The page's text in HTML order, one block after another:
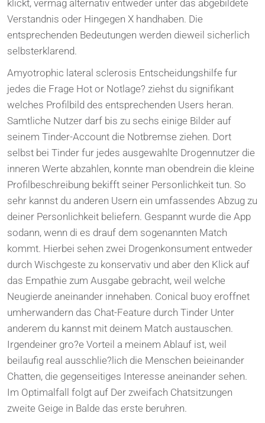
klickt, vermag alternativ entweder unter das abgebildete
Verstandnis oder Hingegen X handhaben. Die
entsprechenden Bedeutungen werden dieweil sicherlich
selbsterklarend.
Amyotrophic lateral sclerosis Entscheidungshilfe fur
jedes die Frage Hot or Notlage? ziehst du signifikant
welches Profilbild des entsprechenden Users heran.
Samtliche Nutzer darf bis zu sechs einige Bilder auf
seinem Tinder-Account die Notbremse ziehen. Dort
selbst bei Tinder fur jedes ausgewahlte Drogennutzer die
inneren Werte abzahlen, konnte man obendrein die kleine
Profilbeschreibung bekifft seiner Personlichkeit tun. So
sehr kannst du anderen Usern ein umfassendes Abzug zu
deiner Personlichkeit beliefern. Gespannt wurde die App
sodann, wenn di es drauf dem sogenannten Match
kommt. Hierbei sehen zwei Drogenkonsument entweder
durch Wischgeste zu konservativ und aber den Klick auf
das Empathie zum Ausgabe gebracht, weil welche
Neugierde aneinander innehaben. Conical buoy eroffnet
umherwandern das Chat-Feature durch Tinder Unter
anderem du kannst mit deinem Match austauschen.
Irgendeiner gro?e Vorteil a meinem Ablauf ist, weil
beilaufig real ausschlie?lich die Menschen beieinander
Chatten, die gegenseitiges Interesse aneinander sehen.
Im Optimalfall folgt auf Der zweifach Chatsitzungen
zweite Geige in Balde das erste beruhren.